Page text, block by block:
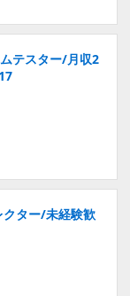
テスター/月収2
ター/未経験歓